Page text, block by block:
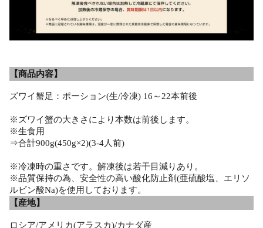
【商品内容】
ズワイ蟹足：ポーション(生/冷凍) 16～22本前後
※ズワイ蟹の大きさにより本数は前後します。
※生食用
⇒合計900g(450g×2)(3-4人前)
※冷凍時の重さです。解凍後は若干目減りあり。
※品質保持の為、安全性の高い酸化防止剤(亜硫酸塩、エリソ
ルビン酸Na)を使用しております。
【産地】
ロシア/アメリカ(アラスカ)/カナダ産